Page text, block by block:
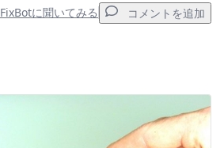
FixBotに聞いてみる コメントを追加